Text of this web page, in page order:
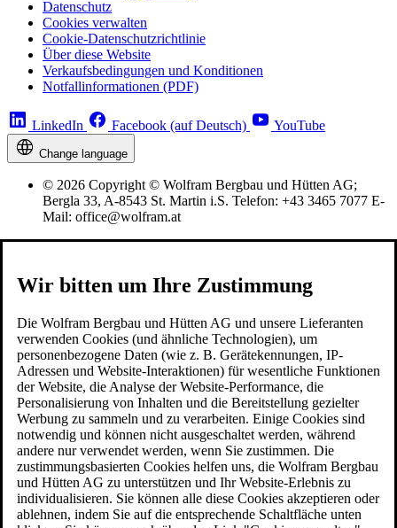
Datenschutz
Cookies verwalten
Cookie-Datenschutzrichtlinie
Über diese Website
Verkaufsbedingungen und Konditionen
Notfallinformationen (PDF)
LinkedIn Facebook (auf Deutsch) YouTube
Change language
© 2026 Copyright © Wolfram Bergbau und Hütten AG;
Bergla 33, A-8543 St. Martin i.S. Telefon: +43 3465 7077 E-
Mail: office@wolfram.at
Wir bitten um Ihre Zustimmung
Die Wolfram Bergbau und Hütten AG und unsere Lieferanten
verwenden Cookies (und ähnliche Technologien), um
personenbezogene Daten (wie z. B. Gerätekennungen, IP-
Adressen und Website-Interaktionen) für wesentliche Funktionen
der Website, die Analyse der Website-Performance, die
Personalisierung von Inhalten und die Bereitstellung gezielter
Werbung zu sammeln und zu verarbeiten. Einige Cookies sind
notwendig und können nicht ausgeschaltet werden, während
andere nur verwendet werden, wenn Sie zustimmen. Die
zustimmungsbasierten Cookies helfen uns, die Wolfram Bergbau
und Hütten AG zu unterstützen und Ihr Website-Erlebnis zu
individualisieren. Sie können alle diese Cookies akzeptieren oder
ablehnen, indem Sie auf die entsprechende Schaltfläche unten